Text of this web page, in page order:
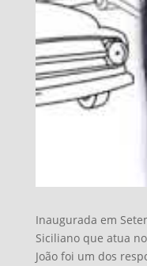
Inaugurada em
Siciliano que atua
João foi um dos